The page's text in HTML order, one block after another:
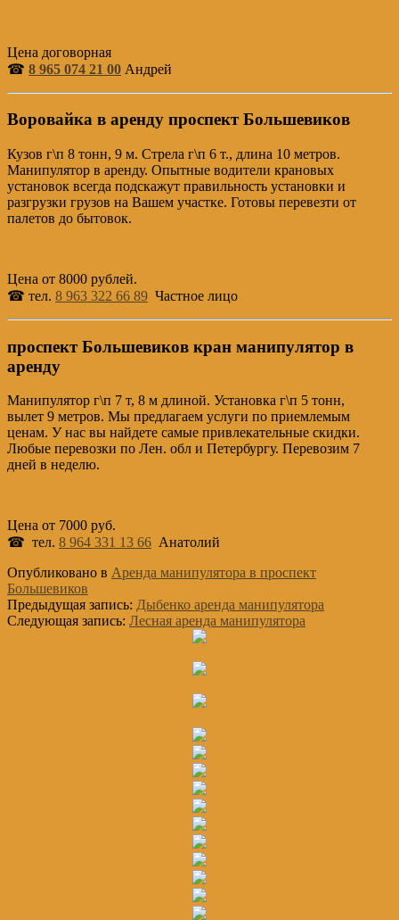
Цена договорная
☎ 8 965 074 21 00 Андрей
Воровайка в аренду проспект Большевиков
Кузов г\п 8 тонн, 9 м. Стрела г\п 6 т., длина 10 метров.
Манипулятор в аренду. Опытные водители крановых
установок всегда подскажут правильность установки и
разгрузки грузов на Вашем участке. Готовы перевезти от
палетов до бытовок.
Цена от 8000 рублей.
☎ тел. 8 963 322 66 89 Частное лицо
проспект Большевиков кран манипулятор в
аренду
Манипулятор г\п 7 т, 8 м длиной. Установка г\п 5 тонн,
вылет 9 метров. Мы предлагаем услуги по приемлемым
ценам. У нас вы найдете самые привлекательные скидки.
Любые перевозки по Лен. обл и Петербургу. Перевозим 7
дней в неделю.
Цена от 7000 руб.
☎ тел. 8 964 331 13 66 Анатолий
Опубликовано в Аренда манипулятора в проспект
Большевиков
Предыдущая запись: Дыбенко аренда манипулятора
Следующая запись: Лесная аренда манипулятора